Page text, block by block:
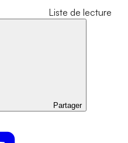
Liste de lecture
Partager